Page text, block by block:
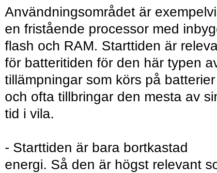
Användningsområdet är
en fristående processor med
flash och RAM. Starttiden är
för batteritiden för den här typen
tillämpningar som körs på batterier
och ofta tillbringar den mesta av
tid i vila.
- Starttiden är bara bortkastad
energi. Så den är högst relevant